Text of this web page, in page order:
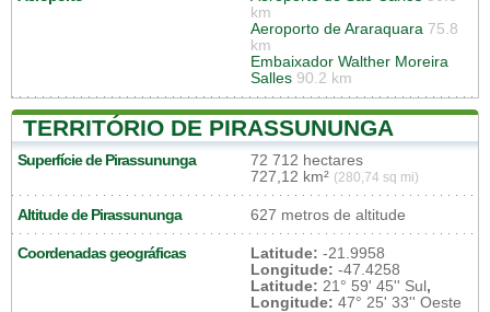
km
Aeroporto de Araraquara 75.8
km
Embaixador Walther Moreira
Salles 90.2 km
TERRITÓRIO DE PIRASSUNUNGA
Superfície de Pirassununga
72 712 hectares
727,12 km² (280,74 sq mi)
Altitude de Pirassununga 627 metros de altitude
Coordenadas geográficas Latitude: -21.9958
Longitude: -47.4258
Latitude: 21° 59' 45'' Sul,
Longitude: 47° 25' 33'' Oeste